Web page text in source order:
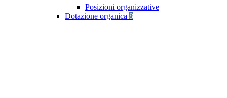
Posizioni organizzative
Dotazione organica 8